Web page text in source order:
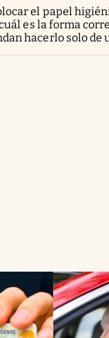
el papel
es la forma
hacerlo solo de